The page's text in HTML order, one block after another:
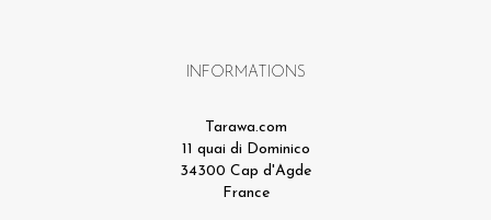
INFORMATIONS
Tarawa.com
11 quai di Dominico
34300 Cap d'Agde
France